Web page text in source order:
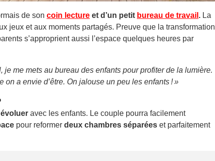
de son coin lecture et d’un petit bureau de travail . La
jeux et aux moments partagés. Preuve que la transformation
s’approprient aussi l’espace quelques heures par
je me mets au bureau des enfants pour profiter de la lumière.
on a envie d’être. On jalouse un peu les enfants ! »
avec les enfants. Le couple pourra facilement
pour reformer deux chambres séparées et parfaitement